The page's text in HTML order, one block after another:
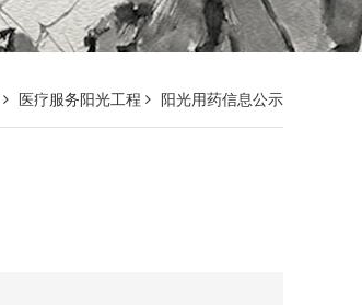
医疗服务阳光工程 阳光用药信息公示